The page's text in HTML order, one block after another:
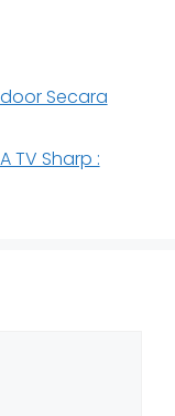
Secara
TV Sharp :